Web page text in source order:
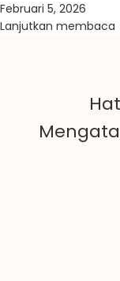
Februari 5, 2026
Lanjutkan membaca